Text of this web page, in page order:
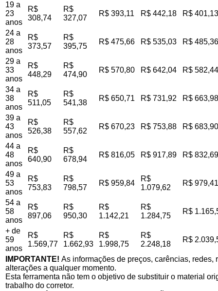
19 a
23
anos
R$
308,74
R$
327,07
R$ 393,11 R$ 442,18 R$ 401,13
24 a
28
anos
R$
373,57
R$
395,75
R$ 475,66 R$ 535,03 R$ 485,36
29 a
33
anos
R$
448,29
R$
474,90
R$ 570,80 R$ 642,04 R$ 582,44
34 a
38
anos
R$
511,05
R$
541,38
R$ 650,71 R$ 731,92 R$ 663,98
39 a
43
anos
R$
526,38
R$
557,62
R$ 670,23 R$ 753,88 R$ 683,90
44 a
48
anos
R$
640,90
R$
678,94
R$ 816,05 R$ 917,89 R$ 832,69
49 a
53
anos
R$
753,83
R$
798,57
R$ 959,84
R$
1.079,62
R$ 979,41
54 a
58
anos
R$
897,06
R$
950,30
R$
1.142,21
R$
1.284,75
R$
+ de
59
anos
R$
1.569,77
R$
1.662,93
R$
1.998,75
R$
2.248,18
R$
IMPORTANTE! As informações de preços, carências,
alterações a qualquer momento.
Esta ferramenta não tem o objetivo de substituir o material
trabalho do corretor.